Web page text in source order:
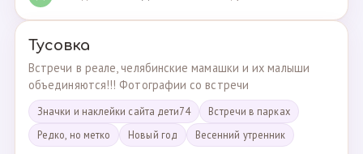
Тусовка
Встречи в реале, челябинские мамашки и их малыши
объединяются!!! Фотографии со встречи
Значки и наклейки сайта дети74
Встречи в парках
Редко, но метко
Новый год Весенний утренник